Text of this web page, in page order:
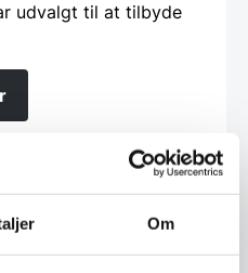
Om
udvalgt til at tilbyde